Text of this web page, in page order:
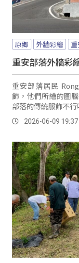
原鄉 外牆彩繪
重安部落外牆彩
重安部落居民
飾，他們所繪的圖
部落的傳統服飾不
2026-06-09 19:37